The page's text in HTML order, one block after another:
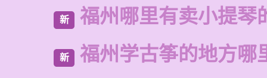
新 福州哪里有卖小提琴
新 福州学古筝的地方哪